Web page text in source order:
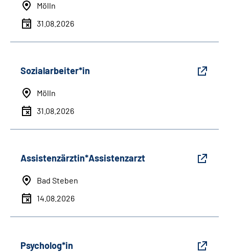
Mölln
31.08.2026
Sozialarbeiter*in
Mölln
31.08.2026
Assistenzärztin*Assistenzarzt
Bad Steben
14.08.2026
Psycholog*in